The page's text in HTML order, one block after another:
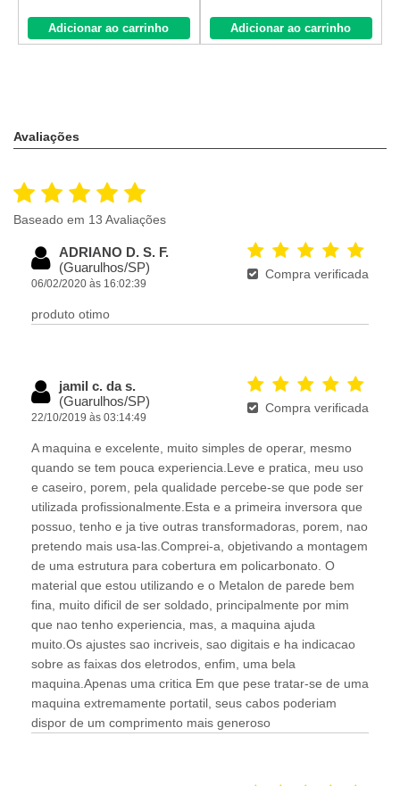
Adicionar ao carrinho Adicionar ao carrinho
Avaliações
Baseado em 13 Avaliações
ADRIANO D. S. F.
(Guarulhos/SP)
06/02/2020 às 16:02:39
Compra verificada
produto otimo
jamil c. da s.
(Guarulhos/SP)
22/10/2019 às 03:14:49
Compra verificada
A maquina e excelente, muito simples de operar, mesmo
quando se tem pouca experiencia.Leve e pratica, meu uso
e caseiro, porem, pela qualidade percebe-se que pode ser
utilizada profissionalmente.Esta e a primeira inversora que
possuo, tenho e ja tive outras transformadoras, porem, nao
pretendo mais usa-las.Comprei-a, objetivando a montagem
de uma estrutura para cobertura em policarbonato. O
material que estou utilizando e o Metalon de parede bem
fina, muito dificil de ser soldado, principalmente por mim
que nao tenho experiencia, mas, a maquina ajuda
muito.Os ajustes sao incriveis, sao digitais e ha indicacao
sobre as faixas dos eletrodos, enfim, uma bela
maquina.Apenas uma critica Em que pese tratar-se de uma
maquina extremamente portatil, seus cabos poderiam
dispor de um comprimento mais generoso